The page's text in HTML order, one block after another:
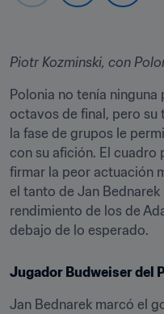
Piotr Kozminski, con
Polonia no tenía
octavos de final, pero su
la fase de grupos le
con su afición. El cuadro
firmar la peor actuación
el tanto de Jan
rendimiento de los de
debajo de lo esperado.
Jugador Budweiser del
Jan Bednarek marcó el